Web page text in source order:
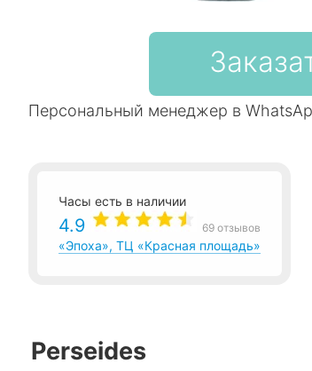
Персональный менеджер в
Часы есть в наличии
4.9 69 отзывов
«Эпоха», ТЦ «Красная площадь»
Perseides